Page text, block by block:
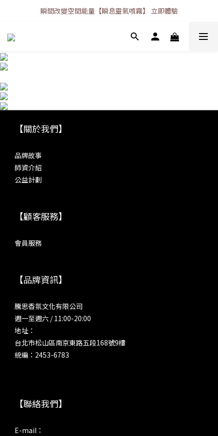
瞬間改變空間能量【瞬息靈氣噴霧】 立即體驗
【關於我們】
品牌故事
師資介紹
公益計劃
【顧客服務】
會員服務
【品牌資訊】
騰思香氛文化有限公司
週一至週六 / 11:00-20:00
地址：
台北市松山區南京東路五段168號9樓
統編：2453-6783
【聯絡我們】
E-mail：